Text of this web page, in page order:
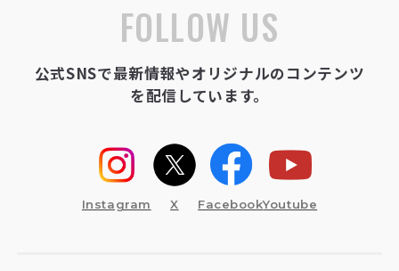
FOLLOW US
公式SNSで最新情報やオリジナルのコンテンツ
を配信しています。
Instagram X FacebookYoutube